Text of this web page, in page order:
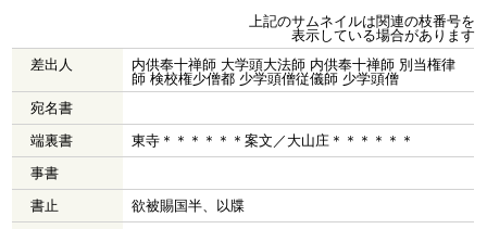
上記のサムネイルは関連の枝番号を
表示している場合があります
差出人
内供奉十禅師 大学頭大法師 内供奉十禅師 別当権律
師 検校権少僧都 少学頭僧従儀師 少学頭僧
宛名書
端裏書
東寺＊＊＊＊＊＊案文／大山庄＊＊＊＊＊＊
事書
書止
欲被賜国半、以牒